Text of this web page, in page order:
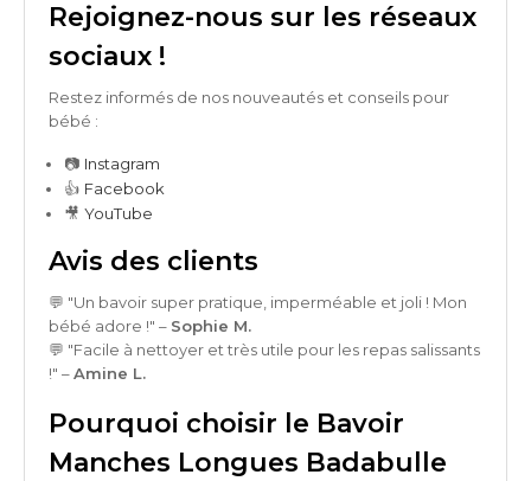
Rejoignez-nous sur les réseaux
sociaux !
Restez informés de nos nouveautés et conseils pour
bébé :
📷 Instagram
👍 Facebook
🎥 YouTube
Avis des clients
💬 "Un bavoir super pratique, imperméable et joli ! Mon
bébé adore !" – Sophie M.
💬 "Facile à nettoyer et très utile pour les repas salissants
!" –Amine L.
Pourquoi choisir le Bavoir
Manches Longues Badabulle